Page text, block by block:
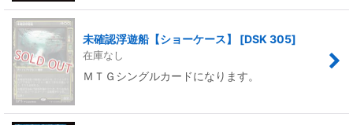
未確認浮遊船【ショーケース】 [DSK 305]
在庫なし
ＭＴＧシングルカードになります。